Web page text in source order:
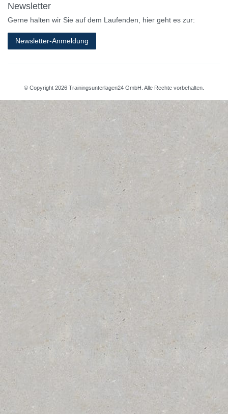
Newsletter
Gerne halten wir Sie auf dem Laufenden, hier geht es zur:
Newsletter-Anmeldung
© Copyright 2026 Trainingsunterlagen24 GmbH. Alle Rechte vorbehalten.